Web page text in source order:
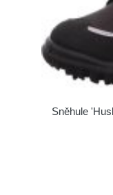
Sněhule